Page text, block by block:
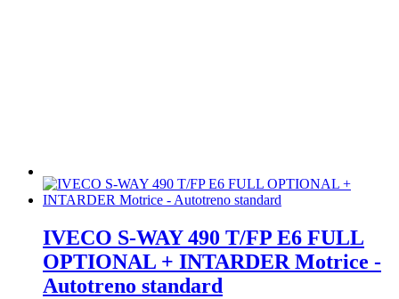
IVECO S-WAY 490 T/FP E6 FULL
OPTIONAL + INTARDER Motrice -
Autotreno standard